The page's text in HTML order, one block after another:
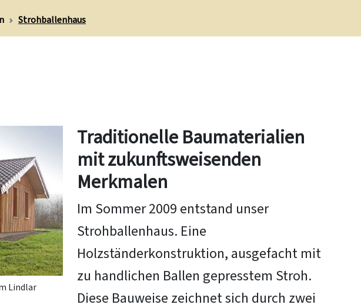
Strohballenhaus
Lindlar
Traditionelle Baumaterialien
mit zukunftsweisenden
Merkmalen
Im Sommer 2009 entstand unser
Strohballenhaus. Eine
Holzständerkonstruktion, ausgefacht mit
zu handlichen Ballen gepresstem Stroh.
Diese Bauweise zeichnet sich durch zwei